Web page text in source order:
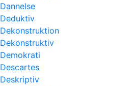
Dannelse
Deduktiv
Dekonstruktion
Dekonstruktiv
Demokrati
Descartes
Deskriptiv